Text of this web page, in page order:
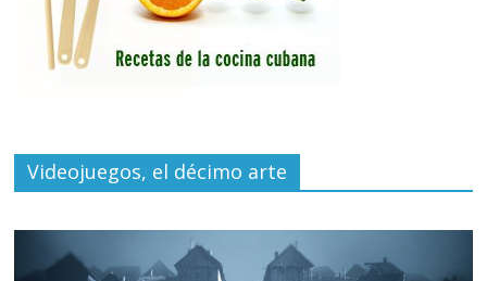
Videojuegos, el décimo arte